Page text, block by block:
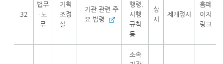
32
법무
·노
무
기획
조정
실
기관 관련 주
요 법령
행령,
시행
규칙
등
상
시
제개정시
홈페
이지
링크
소속